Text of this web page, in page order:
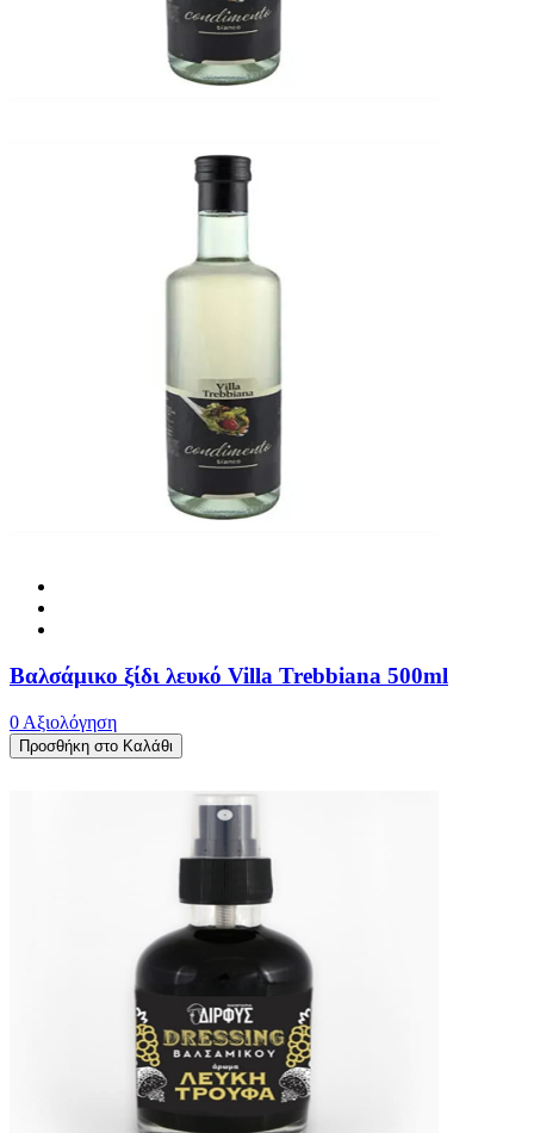
Βαλσάμικο ξίδι λευκό Villa Trebbiana 500ml
0 Αξιολόγηση
Προσθήκη στο Καλάθι